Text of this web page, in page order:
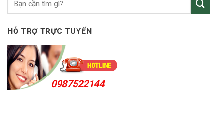
HỖ TRỢ TRỰC TUYẾN
0987522144